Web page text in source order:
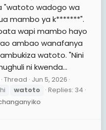
"watoto wadogo wa
mambo ya k*******".
wapi mambo hayo
ambao wanafanya
watoto. "Nini
ni kwenda...
Thread Jun 5, 2026
watoto
Replies: 34